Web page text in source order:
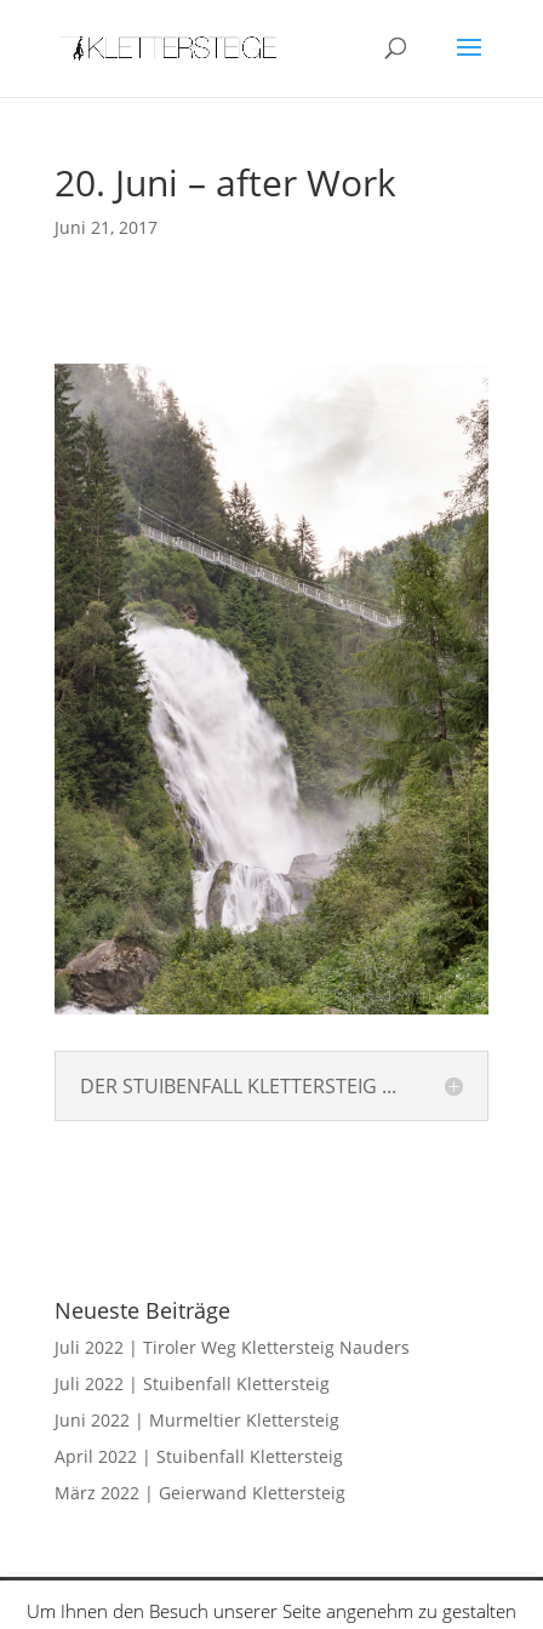
20. Juni – after Work
Juni 21, 2017
DER STUIBENFALL KLETTERSTEIG ...
Neueste Beiträge
Juli 2022 | Tiroler Weg Klettersteig Nauders
Juli 2022 | Stuibenfall Klettersteig
Juni 2022 | Murmeltier Klettersteig
April 2022 | Stuibenfall Klettersteig
März 2022 | Geierwand Klettersteig
Klettersteige
Schwierigkeitsgrade
Um Ihnen den Besuch unserer Seite angenehm zu gestalten